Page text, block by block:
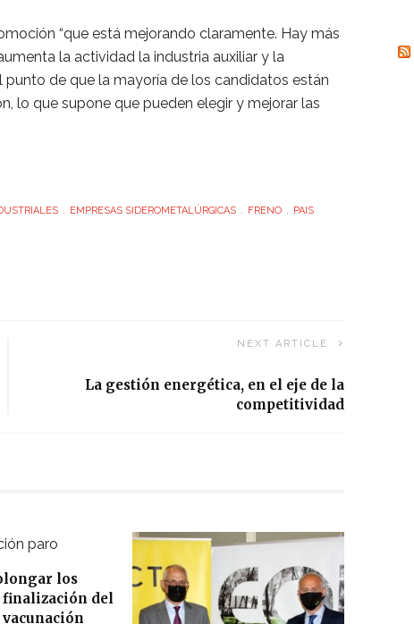
“que está mejorando claramente. Hay más
la actividad la industria auxiliar y la
de que la mayoría de los candidatos están
lo que supone que pueden elegir y mejorar las
EMPRESAS SIDEROMETALÚRGICAS FRENO
PAIS
NEXT ARTICLE
La gestión energética, en el eje de la
competitividad
los
finalización del